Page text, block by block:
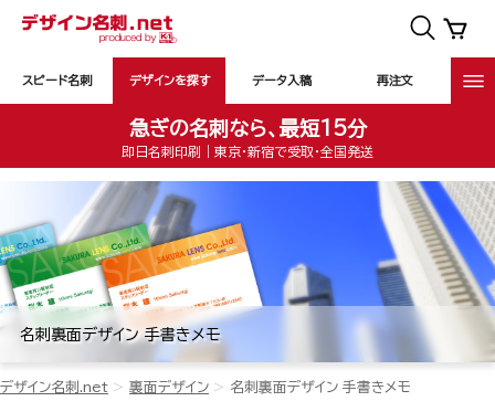
スピード名刺 デザインを探す データ入稿 再注文
急ぎの名刺なら、最短15分
即日名刺印刷｜東京・新宿で受取・全国発送
名刺裏面デザイン 手書きメモ
デザイン名刺.net 裏面デザイン 名刺裏面デザイン 手書きメモ